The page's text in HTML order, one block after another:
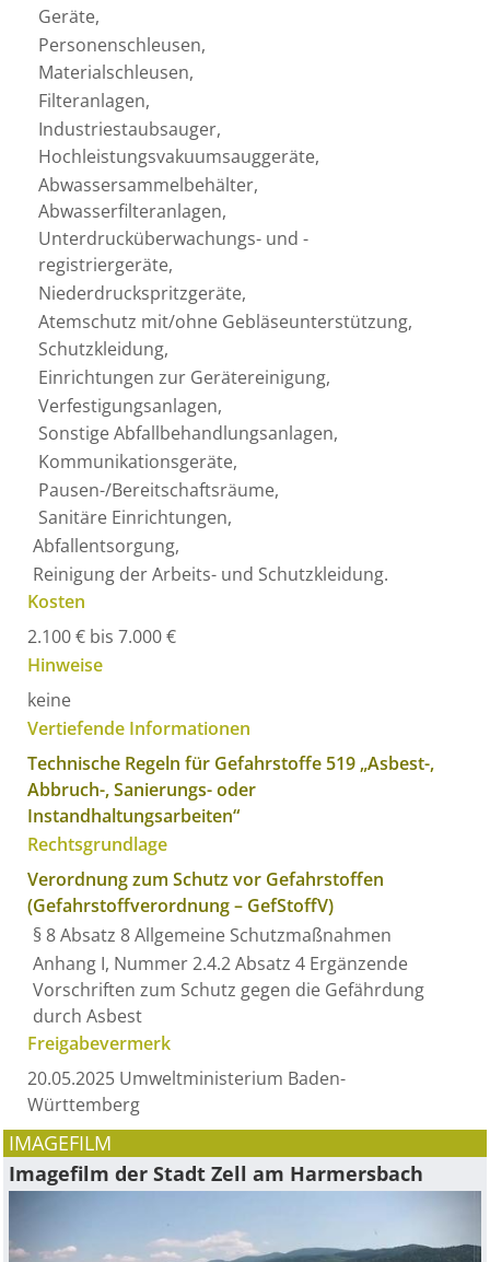
Geräte,
Personenschleusen,
Materialschleusen,
Filteranlagen,
Industriestaubsauger,
Hochleistungsvakuumsauggeräte,
Abwassersammelbehälter,
Abwasserfilteranlagen,
Unterdrucküberwachungs- und -
registriergeräte,
Niederdruckspritzgeräte,
Atemschutz mit/ohne Gebläseunterstützung,
Schutzkleidung,
Einrichtungen zur Gerätereinigung,
Verfestigungsanlagen,
Sonstige Abfallbehandlungsanlagen,
Kommunikationsgeräte,
Pausen-/Bereitschaftsräume,
Sanitäre Einrichtungen,
Abfallentsorgung,
Reinigung der Arbeits- und Schutzkleidung.
Kosten
2.100 € bis 7.000 €
Hinweise
keine
Vertiefende Informationen
Technische Regeln für Gefahrstoffe 519 „Asbest-,
Abbruch-, Sanierungs- oder
Instandhaltungsarbeiten“
Rechtsgrundlage
Verordnung zum Schutz vor Gefahrstoffen
(Gefahrstoffverordnung – GefStoffV)
§ 8 Absatz 8 Allgemeine Schutzmaßnahmen
Anhang I, Nummer 2.4.2 Absatz 4 Ergänzende
Vorschriften zum Schutz gegen die Gefährdung
durch Asbest
Freigabevermerk
20.05.2025 Umweltministerium Baden-
Württemberg
IMAGEFILM
Imagefilm der Stadt Zell am Harmersbach